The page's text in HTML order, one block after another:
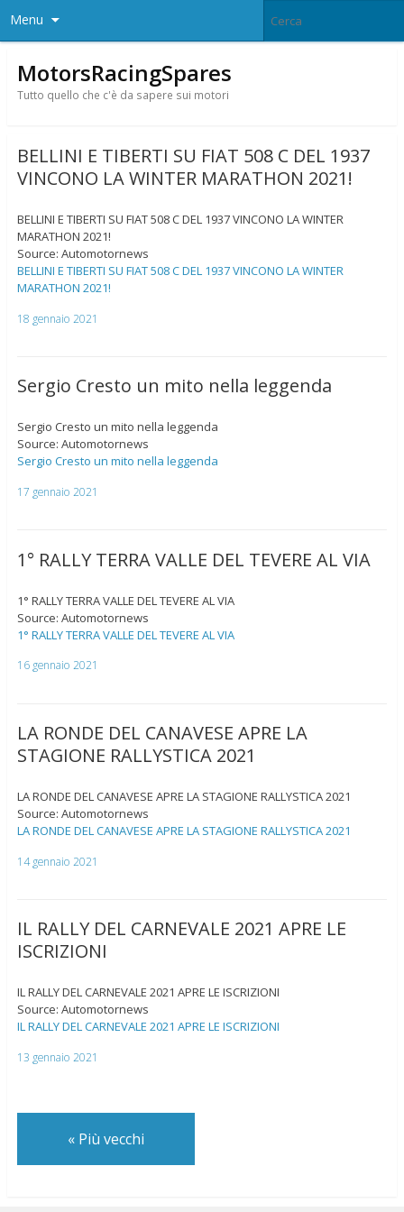
Menu
MotorsRacingSpares
Tutto quello che c'è da sapere sui motori
BELLINI E TIBERTI SU FIAT 508 C DEL 1937
VINCONO LA WINTER MARATHON 2021!
BELLINI E TIBERTI SU FIAT 508 C DEL 1937 VINCONO LA WINTER
MARATHON 2021!
Source: Automotornews
BELLINI E TIBERTI SU FIAT 508 C DEL 1937 VINCONO LA WINTER
MARATHON 2021!
18 gennaio 2021
Sergio Cresto un mito nella leggenda
Sergio Cresto un mito nella leggenda
Source: Automotornews
Sergio Cresto un mito nella leggenda
17 gennaio 2021
1° RALLY TERRA VALLE DEL TEVERE AL VIA
1° RALLY TERRA VALLE DEL TEVERE AL VIA
Source: Automotornews
1° RALLY TERRA VALLE DEL TEVERE AL VIA
16 gennaio 2021
LA RONDE DEL CANAVESE APRE LA
STAGIONE RALLYSTICA 2021
LA RONDE DEL CANAVESE APRE LA STAGIONE RALLYSTICA 2021
Source: Automotornews
LA RONDE DEL CANAVESE APRE LA STAGIONE RALLYSTICA 2021
14 gennaio 2021
IL RALLY DEL CARNEVALE 2021 APRE LE
ISCRIZIONI
IL RALLY DEL CARNEVALE 2021 APRE LE ISCRIZIONI
Source: Automotornews
IL RALLY DEL CARNEVALE 2021 APRE LE ISCRIZIONI
13 gennaio 2021
«Più vecchi